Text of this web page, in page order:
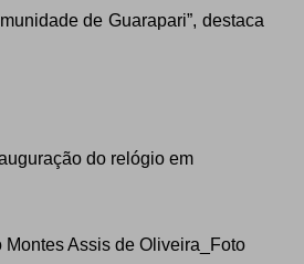
de Guarapari”, destaca
do relógio em
Montes Assis de Oliveira_Foto